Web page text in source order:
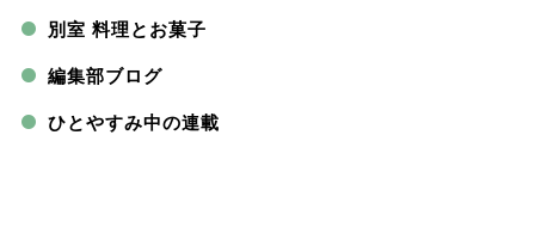
別室 料理とお菓子
編集部ブログ
ひとやすみ中の連載